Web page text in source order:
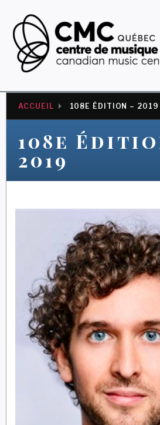
content
canadienne au
ACCUEIL 108E ÉDITION – 2019
108e
2019